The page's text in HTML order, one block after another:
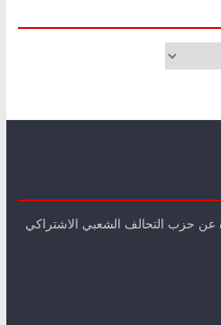
حزب التحالف الشعبي الاشتراكي